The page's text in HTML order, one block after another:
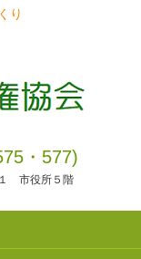
り
・577)
市役所５階